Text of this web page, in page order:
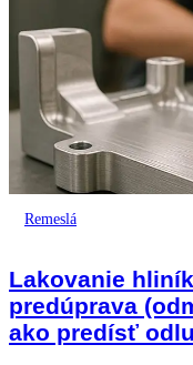
Remeslá
Lakovanie
predúprava
ako predísť